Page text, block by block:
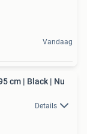
Vandaag
cm | Black | Nu
Details